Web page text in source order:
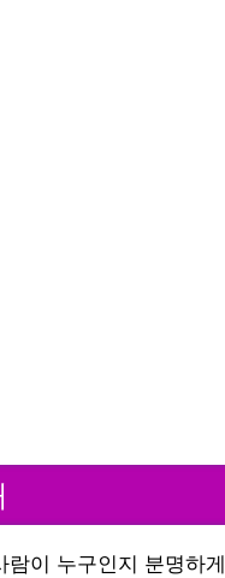
람이 누구인지 분명하